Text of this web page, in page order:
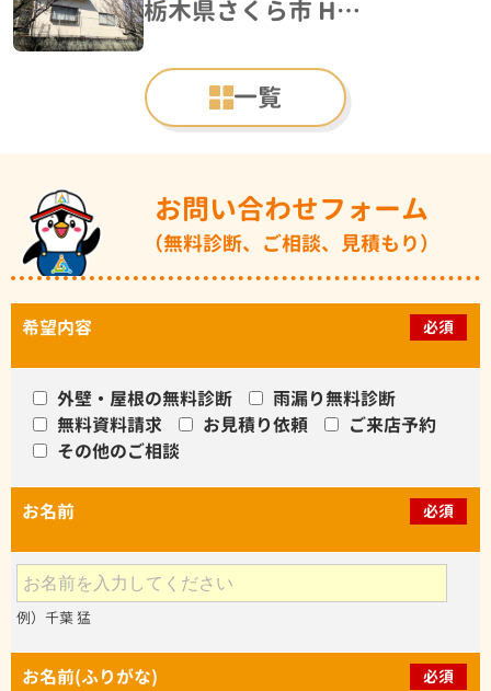
一覧
栃木県さくら市 H様邸 屋根カバー・屋根外壁塗装工事
お問い合わせフォーム
（無料診断、ご相談、見積もり）
希望内容 必須
外壁・屋根の無料診断
雨漏り無料診断
無料資料請求
お見積り依頼
ご来店予約
その他のご相談
お名前 必須
例）千葉 猛
お名前(ふりがな) 必須